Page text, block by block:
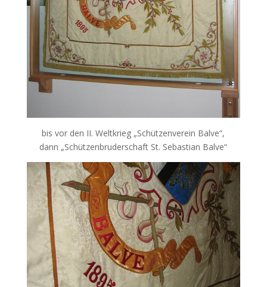
bis vor den II. Weltkrieg „Schützenverein Balve“,
dann „Schützenbruderschaft St. Sebastian Balve“